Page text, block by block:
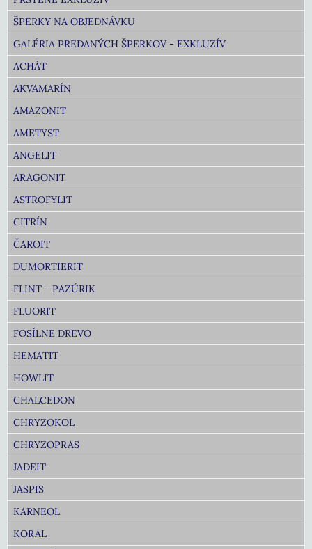
ŠPERKY NA OBJEDNÁVKU
GALÉRIA PREDANÝCH ŠPERKOV - EXKLUZÍV
ACHÁT
AKVAMARÍN
AMAZONIT
AMETYST
ANGELIT
ARAGONIT
ASTROFYLIT
CITRÍN
ČAROIT
DUMORTIERIT
FLINT - PAZÚRIK
FLUORIT
FOSÍLNE DREVO
HEMATIT
HOWLIT
CHALCEDON
CHRYZOKOL
CHRYZOPRAS
JADEIT
JASPIS
KARNEOL
KORAL